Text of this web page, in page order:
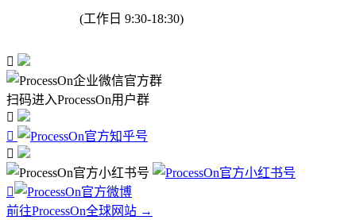
(工作日 9:30-18:30)

扫码进入ProcessOn用户群




前往ProcessOn全球网站 →